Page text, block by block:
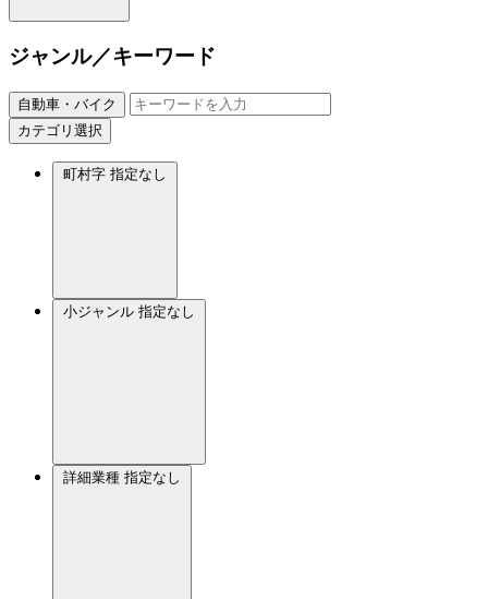
ジャンル／キーワード
自動車・バイク
カテゴリ選択
町村字 指定なし
小ジャンル 指定なし
詳細業種 指定なし